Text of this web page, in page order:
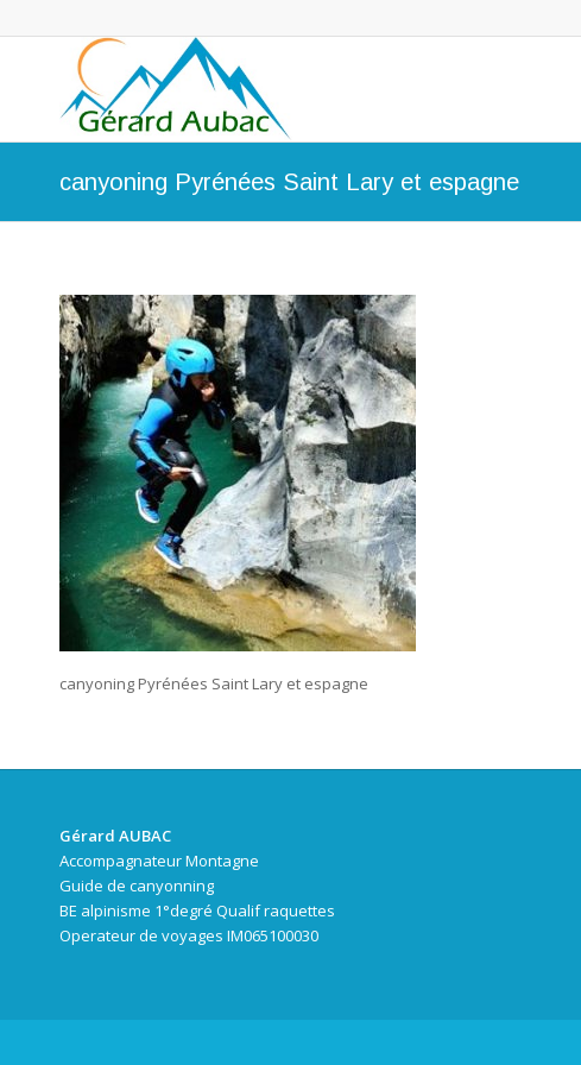
canyoning Pyrénées Saint Lary et espagne
canyoning Pyrénées Saint Lary et espagne
Gérard AUBAC
Accompagnateur Montagne
Guide de canyonning
BE alpinisme 1°degré Qualif raquettes
Operateur de voyages IM065100030